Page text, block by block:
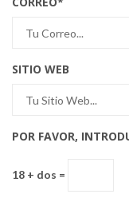
SITIO WEB
POR FAVOR,
18 + dos =